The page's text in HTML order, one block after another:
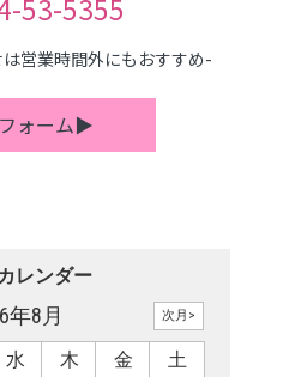
53-5355
営業時間外にもおすすめ-
ォーム▶